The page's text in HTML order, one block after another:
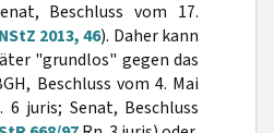
Beschluss vom 17.
NStZ 2013, 46). Daher kann
"grundlos" gegen das
Beschluss vom 4. Mai
6 juris; Senat, Beschluss